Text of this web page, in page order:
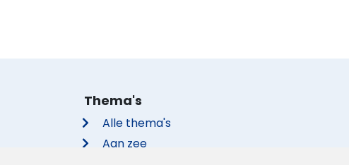
Thema's
Alle thema's
Aan zee